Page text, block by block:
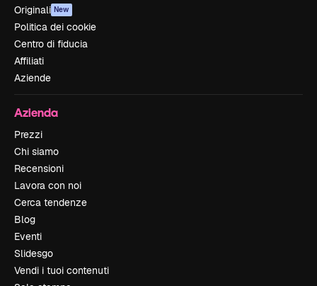
Originali New
Politica dei cookie
Centro di fiducia
Affiliati
Aziende
Azienda
Prezzi
Chi siamo
Recensioni
Lavora con noi
Cerca tendenze
Blog
Eventi
Slidesgo
Vendi i tuoi contenuti